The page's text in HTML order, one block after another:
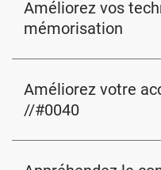
Améliorez vos
mémorisation
Améliorez votre
//#0040